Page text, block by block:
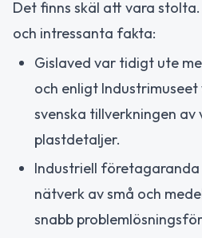
Det finns skäl att vara
och intressanta fakta:
Gislaved var tidigt ute
och enligt
svenska tillverkningen av
plastdetaljer.
Industriell
nätverk av små och
snabb